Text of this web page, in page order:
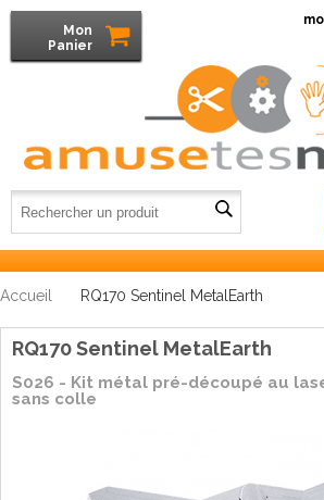
Mon
Panier
Accueil RQ170 Sentinel MetalEarth
RQ170 Sentinel MetalEarth
S026 - Kit métal pré-découpé au
sans colle